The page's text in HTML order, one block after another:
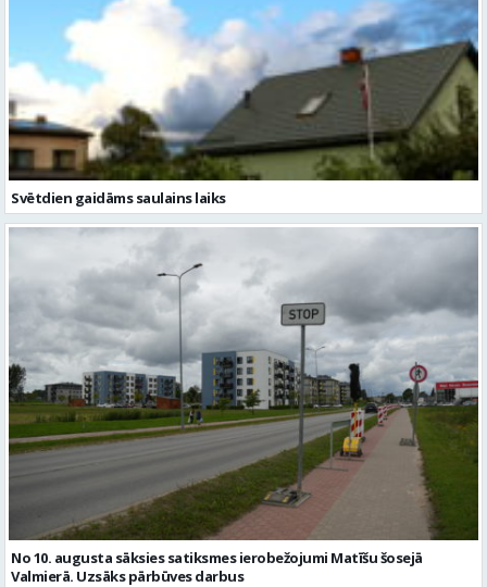
Svētdien gaidāms saulains laiks
No 10. augusta sāksies satiksmes ierobežojumi Matīšu šosejā
Valmierā. Uzsāks pārbūves darbus